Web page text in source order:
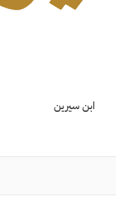
ابن سيرين